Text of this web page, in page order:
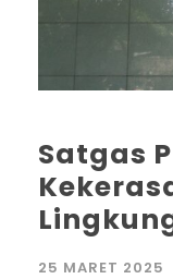
Satgas
25 MARET 2025